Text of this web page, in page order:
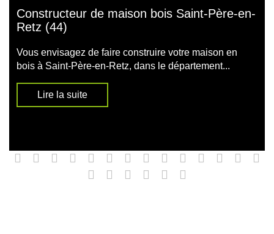
Constructeur de maison bois Saint-Père-en-
Retz (44)
Vous envisagez de faire construire votre maison en
bois à Saint-Père-en-Retz, dans le département...
Lire la suite